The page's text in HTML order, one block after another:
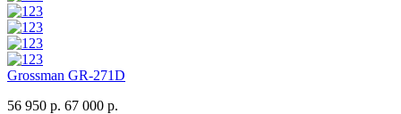
Grossman GR-271D
56 950 р. 67 000 р.